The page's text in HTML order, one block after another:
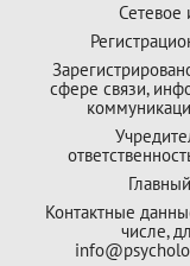
Сетевое
сфере связи,
Контактные
числе,